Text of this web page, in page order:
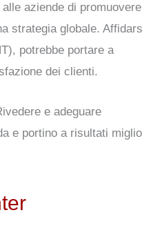
aziende di promuovere
strategia globale.
potrebbe portare a
dei clienti.
e adeguare
e portino a risultati